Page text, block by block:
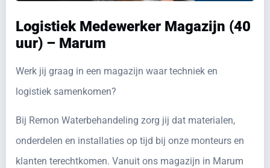
Logistiek Medewerker Magazijn (40
uur) – Marum
Werk jij graag in een magazijn waar techniek en
logistiek samenkomen?
Bij Remon Waterbehandeling zorg jij dat materialen,
onderdelen en installaties op tijd bij onze monteurs en
klanten terechtkomen. Vanuit ons magazijn in Marum